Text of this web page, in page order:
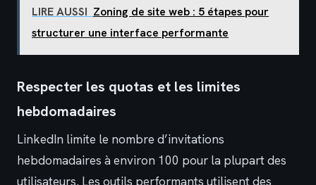
LIRE AUSSI Zoning de site web : 5 étapes pour
structurer une interface performante
Respecter les quotas et les limites
hebdomadaires
LinkedIn limite le nombre d’invitations
hebdomadaires à environ 100 pour la plupart des
utilisateurs. Les outils performants utilisent des